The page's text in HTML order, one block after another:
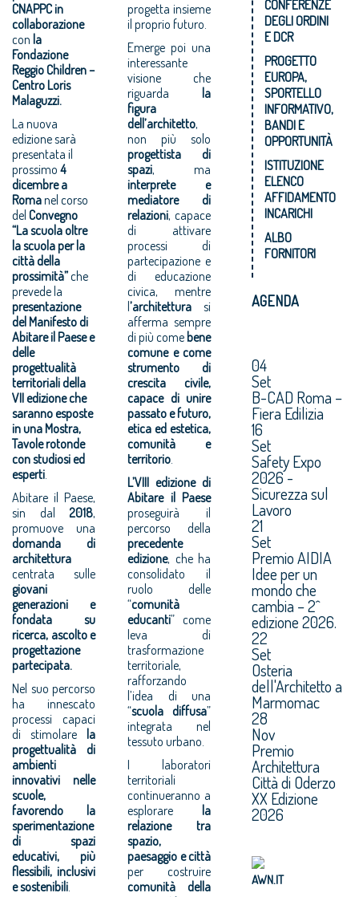
CNAPPC in
collaborazione
con la
Fondazione
Reggio Children –
Centro Loris
Malaguzzi.
La nuova
edizione sarà
presentata il
prossimo 4
dicembre a
Romanel corso
del Convegno
“La scuola oltre
la scuola per la
città della
prossimità”che
prevede la
presentazione
del Manifesto di
Abitare il Paese e
delle
progettualità
territoriali della
VII edizione che
saranno esposte
in una Mostra,
Tavole rotonde
con studiosi ed
esperti
Abitare il Paese,
sin dal 2018,
promuove una
domanda di
architettura
centrata sulle
giovani
generazioni e
fondata su
ricerca, ascolto e
progettazione
partecipata.
Nel suo percorso
ha innescato
processi capaci
di stimolare la
progettualità di
ambienti
innovativi nelle
scuole,
favorendo la
sperimentazione
di spazi
educativi, più
flessibili, inclusivi
e sostenibili
progetta insieme
il proprio futuro.
Emerge poi una
interessante
visione che
riguardala
figura
dell’architetto,
non più solo
progettista di
spazi, ma
interprete e
mediatore di
relazioni, capace
di attivare
processi di
partecipazione e
di educazione
civica, mentre
l’architettura si
afferma sempre
di più comebene
comune e come
strumento di
crescita civile,
capace di unire
passato e futuro,
etica ed estetica,
comunità e
territorio
L’VIII edizione di
Abitare il Paese
proseguirà il
percorso della
precedente
edizione, che ha
consolidato il
ruolo delle
“comunità
educanti” come
leva di
trasformazione
territoriale,
rafforzando
l’idea di una
“scuola diffusa”
integrata nel
tessuto urbano.
I laboratori
territoriali
continueranno a
esplorarela
relazione tra
spazio,
paesaggio e città
per costruire
comunità della
CONFERENZE
DEGLI ORDINI
E DCR
PROGETTO
EUROPA,
SPORTELLO
INFORMATIVO,
BANDI E
OPPORTUNITÀ
ISTITUZIONE
ELENCO
AFFIDAMENTO
INCARICHI
ALBO
FORNITORI
AGENDA
04
Set
B-CAD Roma –
Fiera Edilizia
16
Set
Safety Expo
2026 -
Sicurezza sul
Lavoro
21
Set
Premio AIDIA
Idee per un
mondo che
cambia – 2^
edizione 2026.
22
Set
Osteria
dell'Architetto a
Marmomac
28
Nov
Premio
Architettura
Città di Oderzo
XX Edizione
2026
AWN.IT